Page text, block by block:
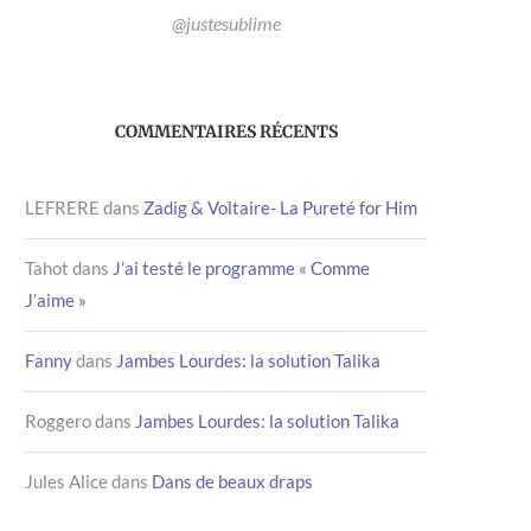
@justesublime
COMMENTAIRES RÉCENTS
LEFRERE dans Zadig & Voltaire- La Pureté for Him
Tahot dans J’ai testé le programme « Comme
J’aime »
Fannydans Jambes Lourdes: la solution Talika
Roggerodans Jambes Lourdes: la solution Talika
Jules Alicedans Dans de beaux draps